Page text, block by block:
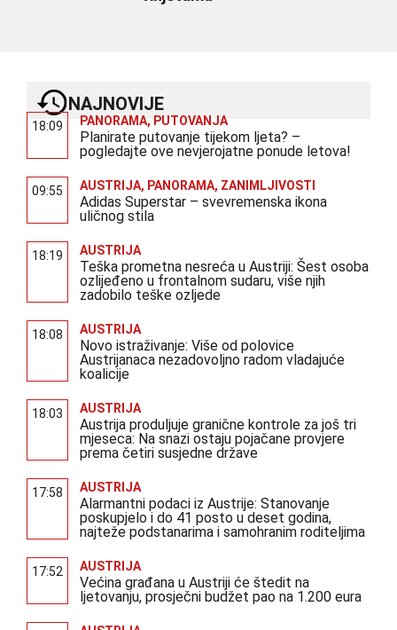
NAJNOVIJE
18:09 PANORAMA, PUTOVANJA
Planirate putovanje tijekom ljeta? –
pogledajte ove nevjerojatne ponude letova!
09:55 AUSTRIJA, PANORAMA, ZANIMLJIVOSTI
Adidas Superstar – svevremenska ikona
uličnog stila
18:19 AUSTRIJA
Teška prometna nesreća u Austriji: Šest osoba
ozlijeđeno u frontalnom sudaru, više njih
zadobilo teške ozljede
18:08 AUSTRIJA
Novo istraživanje: Više od polovice
Austrijanaca nezadovoljno radom vladajuće
koalicije
18:03 AUSTRIJA
Austrija produljuje granične kontrole za još tri
mjeseca: Na snazi ostaju pojačane provjere
prema četiri susjedne države
17:58 AUSTRIJA
Alarmantni podaci iz Austrije: Stanovanje
poskupjelo i do 41 posto u deset godina,
najteže podstanarima i samohranim roditeljima
17:52 AUSTRIJA
Većina građana u Austriji će štedit na
ljetovanju, prosječni budžet pao na 1.200 eura